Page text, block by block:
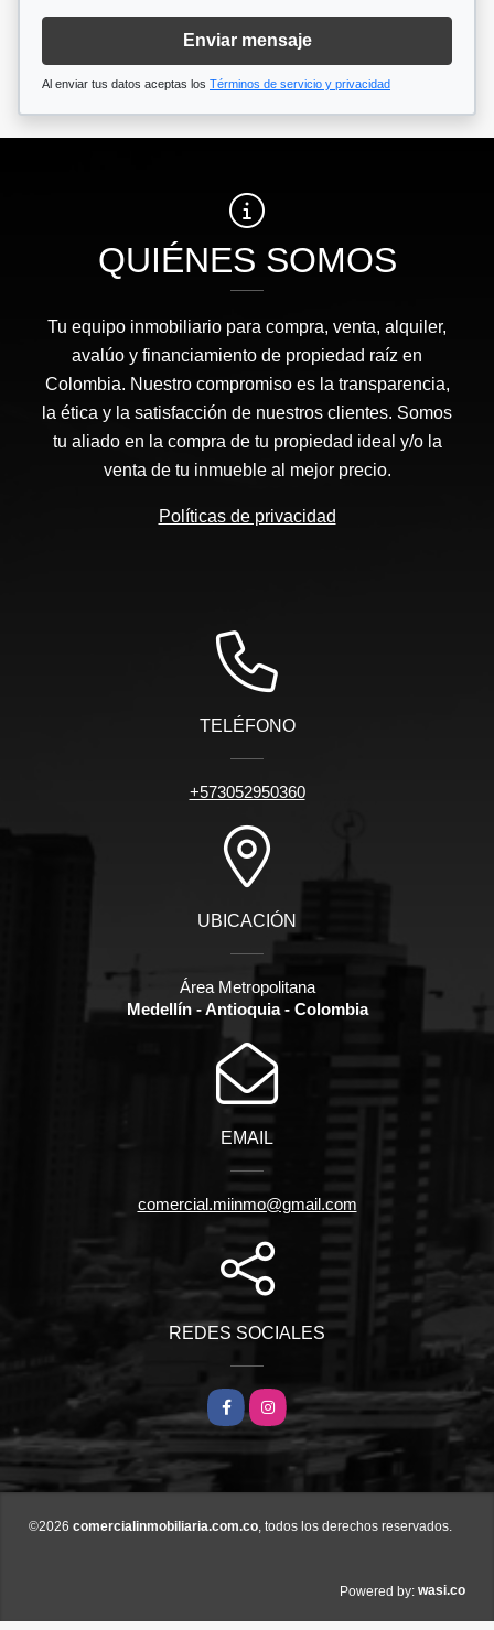
Enviar mensaje
Al enviar tus datos aceptas los Términos de servicio y privacidad
QUIÉNES SOMOS
Tu equipo inmobiliario para compra, venta, alquiler,
avalúo y financiamiento de propiedad raíz en
Colombia. Nuestro compromiso es la transparencia,
la ética y la satisfacción de nuestros clientes. Somos
tu aliado en la compra de tu propiedad ideal y/o la
venta de tu inmueble al mejor precio.
Políticas de privacidad
TELÉFONO
+573052950360
UBICACIÓN
Área Metropolitana
Medellín - Antioquia - Colombia
EMAIL
comercial.miinmo@gmail.com
REDES SOCIALES
FacebookInstagram
©2026 comercialinmobiliaria.com.co, todos los derechos reservados.
Powered by: wasi.co